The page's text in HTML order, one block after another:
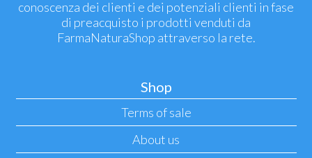
conoscenza dei clienti e dei potenziali clienti in fase
di preacquisto i prodotti venduti da
FarmaNaturaShop attraverso la rete.
Shop
Terms of sale
About us